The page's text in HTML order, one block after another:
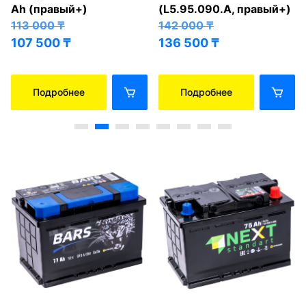
Ah (правый+)
113 000₸
107 500₸
Подробнее
(L5.95.090.A, правый+)
142 000₸
136 500₸
Подробнее